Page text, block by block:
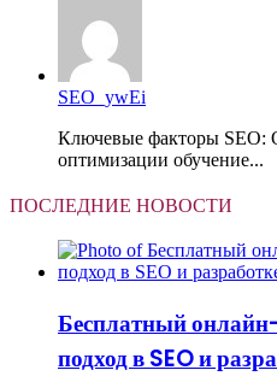
SEO_ywEi
Ключевые факторы SEO:
оптимизации обучение...
ПОСЛЕДНИЕ НОВОСТИ
Бесплатный
подход в SEO и